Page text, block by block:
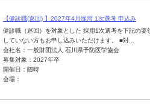
【健診職(巡回) 】2027年4月採用 1次選考 申込み
健診職（巡回）を対象とした 採用1次選考を下記の
していない方もお申し込みいただけます。 ■対...
会社名：一般財団法人 石川県予防医学協会
募集対象：2027年卒
開催日：随時
会場：